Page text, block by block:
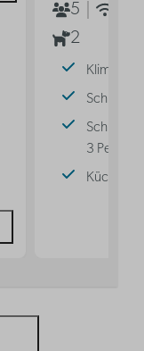
5
2
3
Küche